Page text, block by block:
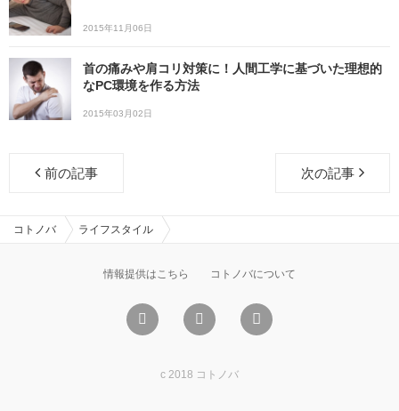
2015年11月06日
首の痛みや肩コリ対策に！人間工学に基づいた理想的
なPC環境を作る方法
2015年03月02日
前の記事 次の記事
コトノバ ライフスタイル
情報提供はこちら コトノバについて
c 2018 コトノバ